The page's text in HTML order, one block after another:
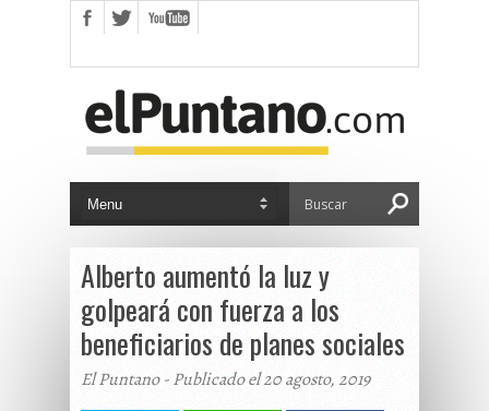
Alberto aumentó la luz y
golpeará con fuerza a los
beneficiarios de planes sociales
El Puntano - Publicado el 20 agosto, 2019